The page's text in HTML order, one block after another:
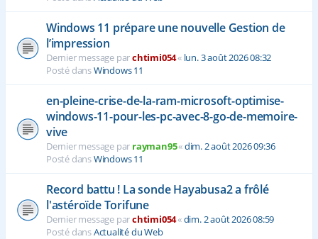
Windows 11 prépare une nouvelle Gestion de
l’impression
Dernier message parchtimi054« lun. 3 août 2026 08:32
Posté dansWindows 11
en-pleine-crise-de-la-ram-microsoft-optimise-
windows-11-pour-les-pc-avec-8-go-de-memoire-
vive
Dernier message par rayman95«dim. 2 août 2026 09:36
Posté dansWindows 11
Record battu ! La sonde Hayabusa2 a frôlé
l'astéroïde Torifune
Dernier message parchtimi054«dim. 2 août 2026 08:59
Posté dansActualité du Web